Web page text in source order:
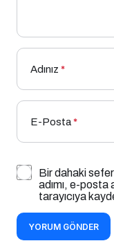
Adınız *
E-Posta*
Bir dahaki
adımı, e-
tarayıcıya
YORUM GÖNDER